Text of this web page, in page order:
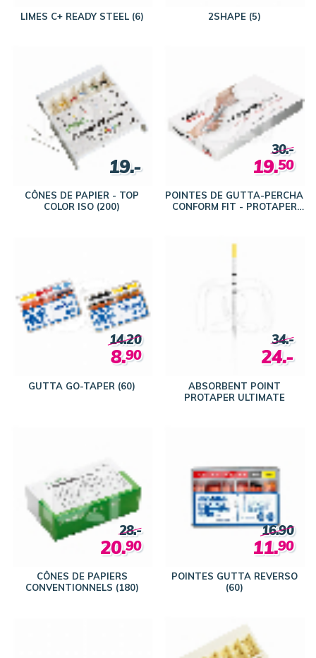
LIMES C+ READY STEEL (6) 2SHAPE (5)
CÔNES DE PAPIER - TOP
COLOR ISO (200)
19.-
POINTES DE GUTTA-PERCHA
CONFORM FIT - PROTAPER
30.-
19.50
GUTTA GO-TAPER (60)
14.20
8.90
ABSORBENT POINT
PROTAPER ULTIMATE
34.-
24.-
CÔNES DE PAPIERS
CONVENTIONNELS (180)
28.-
20.90
POINTES GUTTA REVERSO
(60)
16.90
11.90